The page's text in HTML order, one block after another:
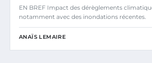
EN BREF Impact des dérèglements
notamment avec des inondations récentes.
ANAÏS LEMAIRE